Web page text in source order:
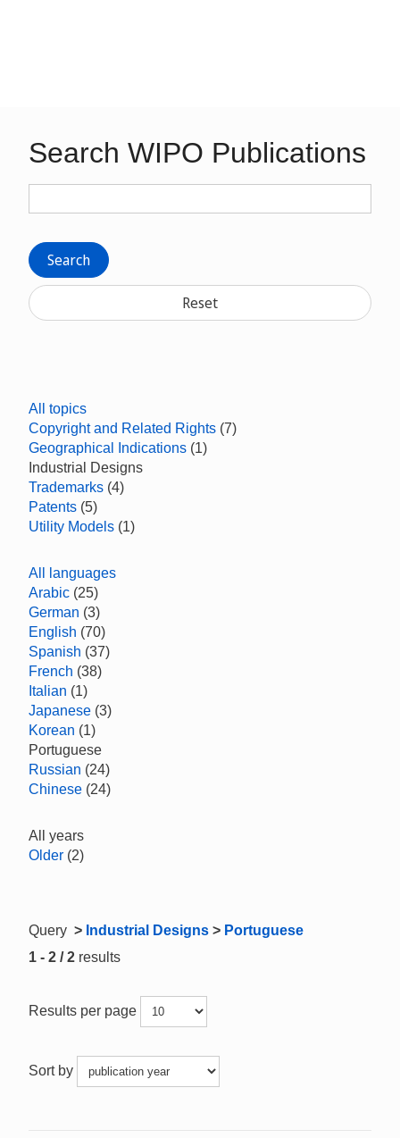
Search WIPO Publications
Search
Reset
All topics
Copyright and Related Rights (7)
Geographical Indications (1)
Industrial Designs
Trademarks (4)
Patents (5)
Utility Models (1)
All languages
Arabic (25)
German (3)
English (70)
Spanish (37)
French (38)
Italian (1)
Japanese (3)
Korean (1)
Portuguese
Russian (24)
Chinese (24)
All years
Older (2)
Query > Industrial Designs > Portuguese
1 - 2 / 2 results
Results per page
Sort by